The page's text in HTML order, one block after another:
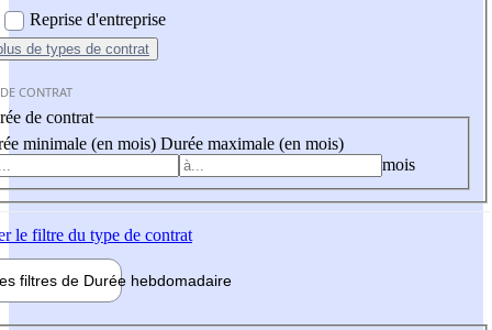
Reprise d'entreprise
de types de contrat
CONTRAT
de contrat
minimale (en mois) Durée maximale (en mois)
mois
le filtre du type de contrat
filtres de Durée hebdomadaire